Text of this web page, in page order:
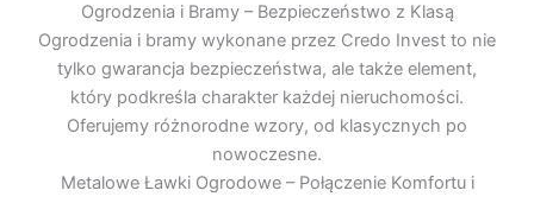
Ogrodzenia i Bramy – Bezpieczeństwo z Klasą
Ogrodzenia i bramy wykonane przez Credo Invest to nie
tylko gwarancja bezpieczeństwa, ale także element,
który podkreśla charakter każdej nieruchomości.
Oferujemy różnorodne wzory, od klasycznych po
nowoczesne.
Metalowe Ławki Ogrodowe – Połączenie Komfortu i